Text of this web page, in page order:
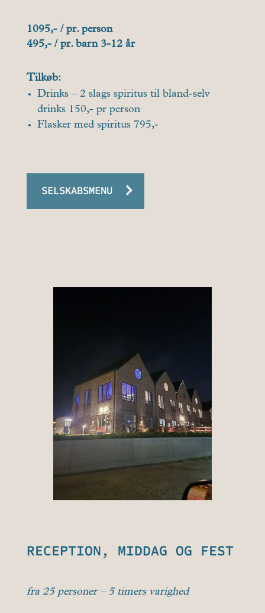
1095,- / pr. person
495,- / pr. barn 3-12 år
Tilkøb:
Drinks – 2 slags spiritus til bland-selv
drinks 150,- pr person
Flasker med spiritus 795,-
SELSKABSMENU
RECEPTION, MIDDAG OG FEST
fra 25 personer – 5 timers varighed